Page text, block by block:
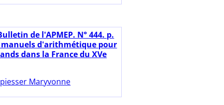
de l'APMEP. N° 444. p.
manuels d'arithmétique pour
dans la France du XVe
Maryvonne